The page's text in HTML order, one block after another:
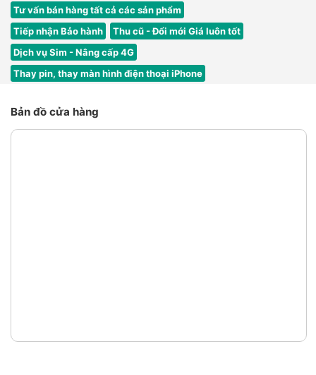
Tư vấn bán hàng tất cả các sản phẩm
Tiếp nhận Bảo hành
Thu cũ - Đổi mới Giá luôn tốt
Dịch vụ Sim - Nâng cấp 4G
Thay pin, thay màn hình điện thoại iPhone
Bản đồ cửa hàng